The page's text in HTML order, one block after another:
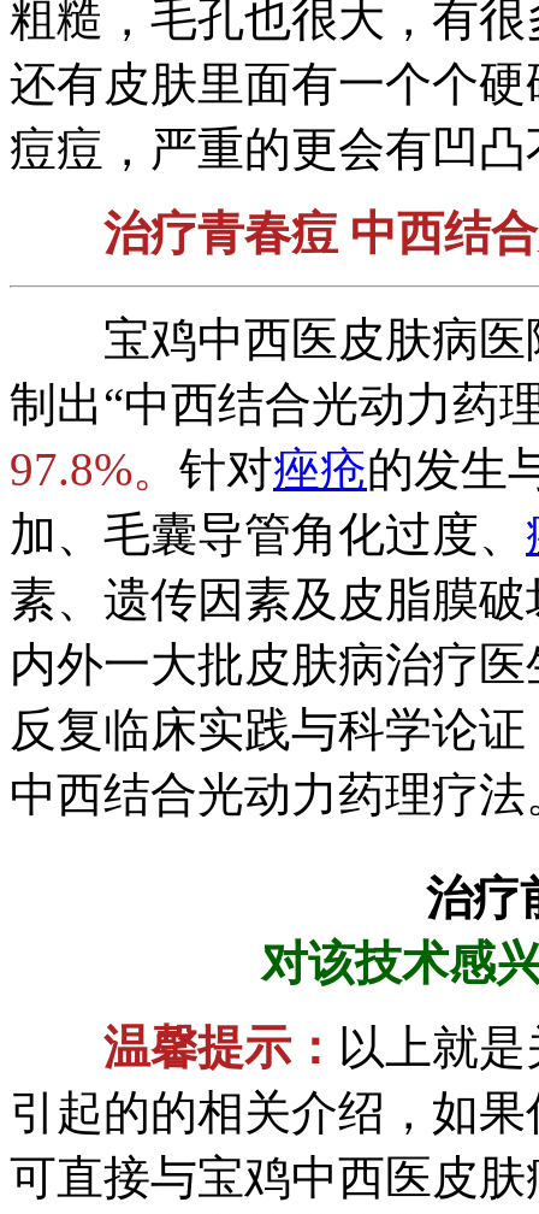
粗糙，毛孔也很大，有
还有皮肤里面有一个个
痘痘，严重的更会有凹
治疗青春痘 中西结
宝鸡中西医皮肤病医
制出“中西结合光动力药
97.8%。 针对痤疮的发生
加、毛囊导管角化过度、
素、遗传因素及皮脂膜
内外一大批皮肤病治疗
反复临床实践与科学论
中西结合光动力药理疗法
治疗
对该技术感
温馨提示： 以上就
引起的的相关介绍，如
可直接与宝鸡中西医皮